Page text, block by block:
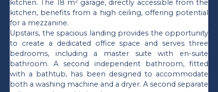
kitchen. The 18 m² garage, directly accessible from the
kitchen, benefits from a high ceiling, offering potential
for a mezzanine.
Upstairs, the spacious landing provides the opportunity
to create a dedicated office space and serves three
bedrooms, including a master suite with en-suite
bathroom. A second independent bathroom, fitted
with a bathtub, has been designed to accommodate
both a washing machine and a dryer. A second separate